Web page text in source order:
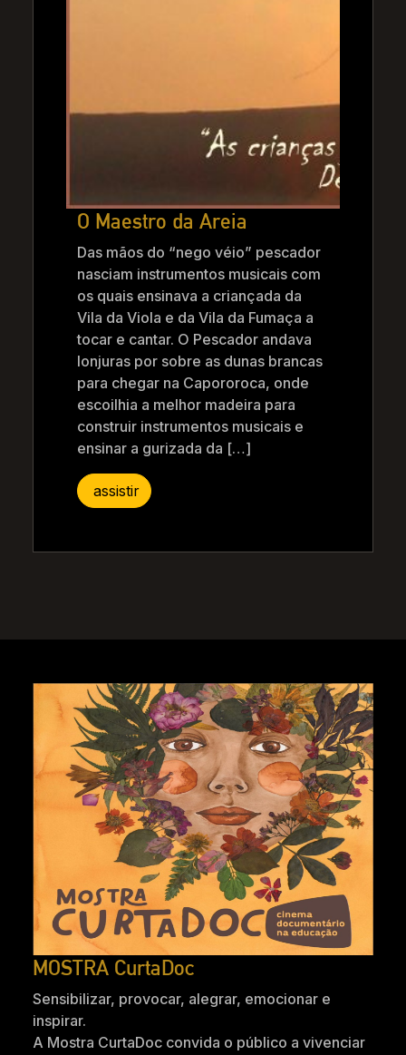
O Maestro da Areia
Das mãos do “nego véio” pescador
nasciam instrumentos musicais com
os quais ensinava a criançada da
Vila da Viola e da Vila da Fumaça a
tocar e cantar. O Pescador andava
lonjuras por sobre as dunas brancas
para chegar na Capororoca, onde
escoilhia a melhor madeira para
construir instrumentos musicais e
ensinar a gurizada da […]
assistir
MOSTRA CurtaDoc
Sensibilizar, provocar, alegrar, emocionar e
inspirar.
A Mostra CurtaDoc convida o público a vivenciar